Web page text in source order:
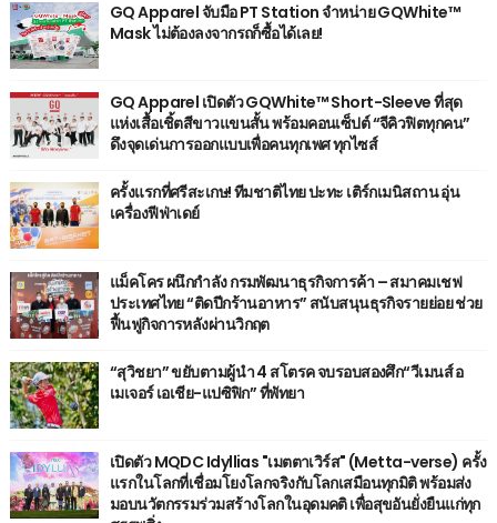
GQ Apparel จับมือ PT Station จำหน่าย GQWhite™
Mask ไม่ต้องลงจากรถก็ซื้อได้เลย!
GQ Apparel เปิดตัว GQWhite™ Short-Sleeve ที่สุด
แห่งเสื้อเชิ้ตสีขาวแขนสั้น พร้อมคอนเซ็ปต์ “จีคิวฟิตทุกคน”
ดึงจุดเด่นการออกแบบเพื่อคนทุกเพศ ทุกไซส์
ครั้งแรกที่ศรีสะเกษ! ทีมชาติไทย ปะทะ เติร์กเมนิสถาน อุ่น
เครื่องฟีฟ่าเดย์
แม็คโคร ผนึกกำลัง กรมพัฒนาธุรกิจการค้า – สมาคมเชฟ
ประเทศไทย “ติดปีกร้านอาหาร” สนับสนุนธุรกิจรายย่อย ช่วย
ฟื้นฟูกิจการหลังผ่านวิกฤต
“สุวิชยา” ขยับตามผู้นำ 4 สโตรค จบรอบสองศึก“วีเมนส์ อ
เมเจอร์ เอเชีย-แปซิฟิก” ที่พัทยา
เปิดตัว MQDC Idyllias "เมตตาเวิร์ส" (Metta-verse) ครั้ง
แรกในโลกที่เชื่อมโยงโลกจริงกับโลกเสมือนทุกมิติ พร้อมส่ง
มอบนวัตกรรมร่วมสร้างโลกในอุดมคติ เพื่อสุขอันยั่งยืนแก่ทุก